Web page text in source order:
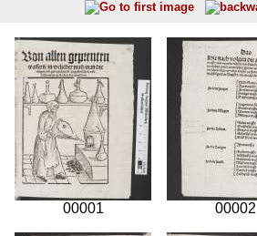
00001 00002